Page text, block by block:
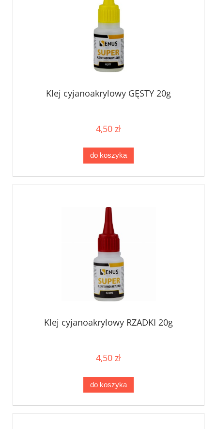
Klej cyjanoakrylowy GĘSTY 20g
4,50 zł
do koszyka
Klej cyjanoakrylowy RZADKI 20g
4,50 zł
do koszyka